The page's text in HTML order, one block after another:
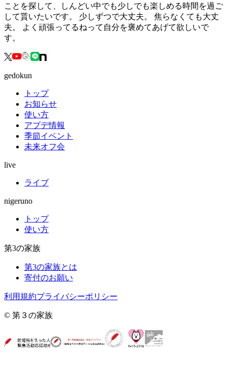
ことを探して、しんどい中でも少しでも楽しめる時間を過ご
して貰いたいです。 少しずつで大丈夫。 焦らなくても大丈
夫。 よく頑張ってるねって自分を褒めてあげて欲しいで
す。
gedokun
トップ
お知らせ
使い方
アプデ情報
季節イベント
未来オフ会
live
ライブ
nigeruno
トップ
使い方
第3の家族
第3の家族とは
寄付のお願い
利用規約プライバシーポリシー
© 第３の家族